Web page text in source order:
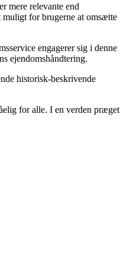
mere relevante end
muligt for brugerne at omsætte
engagerer sig i denne
ejendomshåndtering.
historisk-beskrivende
for alle. I en verden præget